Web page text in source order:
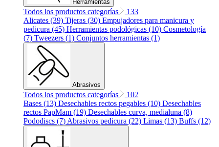
Herramientas
Todos los productos categorías
133
Alicates (39) Tijeras (30) Empujadores para manicura y
pedicura (45) Herramientas podológicas (10) Cosmetología
(7) Tweezers (1) Conjuntos herramientas (1)
Abrasivos
Todos los productos categorías
102
Bases (13) Desechables rectos pegables (10) Desechables
rectos PapMam (19) Desechables curva, medialuna (8)
Pododiscs (7) Abrasivos pedicura (22) Limas (13) Buffs (12)